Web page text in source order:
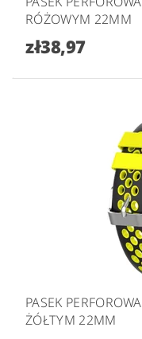
RÓŻOWYM 22MM
zł38,97
PASEK
ŻÓŁTYM 22MM